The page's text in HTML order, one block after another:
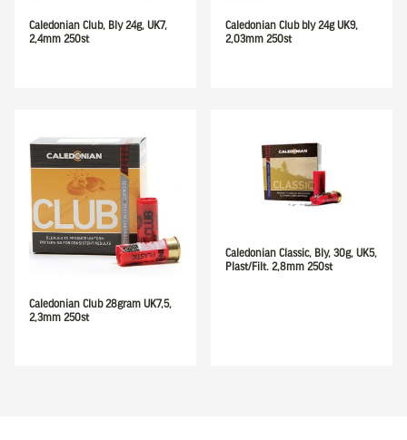
Caledonian Club, Bly 24g, UK7,
2,4mm 250st
Caledonian Club bly 24g UK9,
2,03mm 250st
Caledonian Club 28gram UK7,5,
2,3mm 250st
Caledonian Classic, Bly, 30g, UK5,
Plast/Filt. 2,8mm 250st